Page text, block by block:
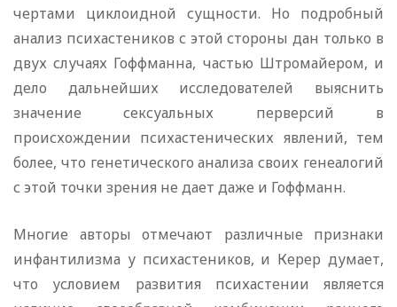
чертами циклоидной сущности. Но подробный
анализ психастеников с этой стороны дан только в
двух случаях Гоффманна, частью Штромайером, и
дело дальнейших исследователей выяснить
значение сексуальных перверсий в
происхождении психастенических явлений, тем
более, что генетического анализа своих генеалогий
с этой точки зрения не дает даже и Гоффманн.
Многие авторы отмечают различные признаки
инфантилизма у психастеников, и Керер думает,
что условием развития псих­астении является